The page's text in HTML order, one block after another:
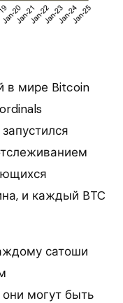
в мире Bitcoin
и каждый BTC
сатоши
могут быть